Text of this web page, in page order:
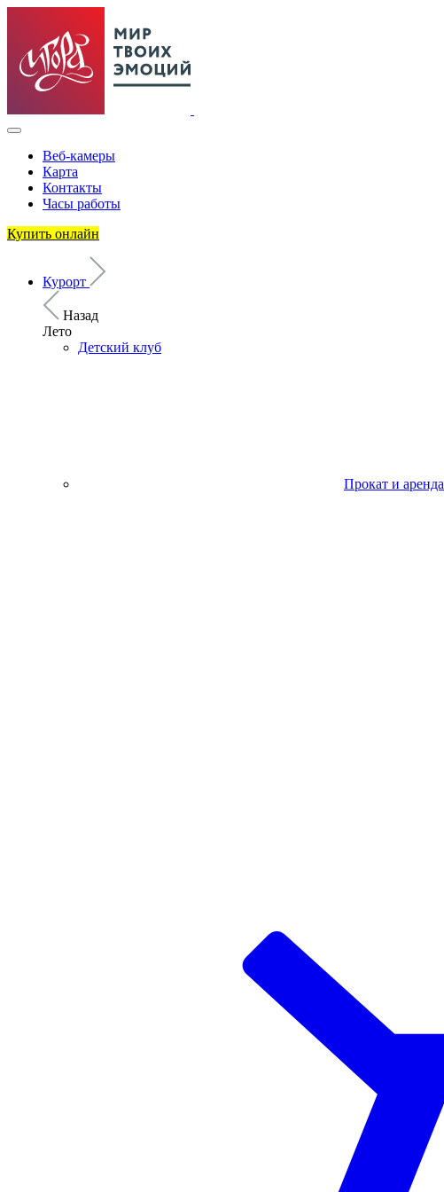
Веб-камеры
Карта
Контакты
Часы работы
Купить онлайн
Курорт
Назад
Лето
Детский клуб
Прокат и аренда